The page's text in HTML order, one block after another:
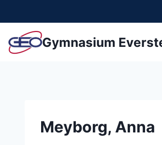
springen
Gymnasium
Meyborg, Anna